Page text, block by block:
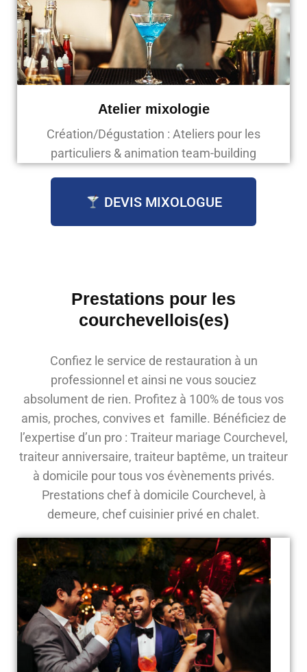
Atelier mixologie
Création/Dégustation : Ateliers pour les
particuliers & animation team-building
DEVIS MIXOLOGUE
Prestations pour les
courchevellois(es)
Confiez le service de restauration à un
professionnel et ainsi ne vous souciez
absolument de rien. Profitez à 100% de tous vos
amis, proches, convives et famille. Bénéficiez de
l’expertise d’un pro : Traiteur mariage Courchevel,
traiteur anniversaire, traiteur baptême, un traiteur
à domicile pour tous vos évènements privés.
Prestations chef à domicile Courchevel, à
demeure, chef cuisinier privé en chalet.